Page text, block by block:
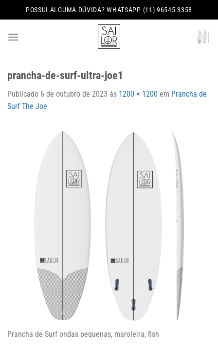
to
POSSUI ALGUMA DÚVIDA? WHATSAPP (11) 96545-3358
prancha-de-surf-ultra-joe1
Publicado 6 de outubro de 2023 às 1200 × 1200 em Prancha de
Surf The Joe
Prancha de Surf ondas pequenas, maroleira, fish